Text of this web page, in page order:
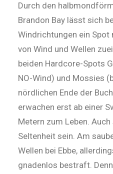
Durch den
Brandon Bay lässt sich
Windrichtungen ein
von Wind und Wellen
beiden Hardcore-Spots
NO-Wind) und Mossies
nördlichen Ende der
erwachen erst ab einer
Metern zum Leben.
Seltenheit sein. Am
Wellen bei Ebbe,
gnadenlos bestraft.